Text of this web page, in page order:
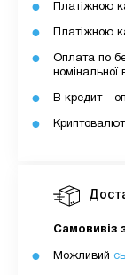
З боку ПУМБ
чи
Вартість
Самовивіз
Можливий
Платіжною
Платіжною
Оплата по
номінальної
В кредит -